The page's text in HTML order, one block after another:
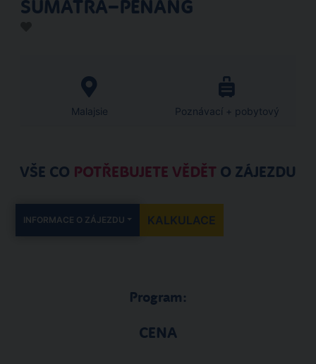
SUMATRA–PENANG
Malajsie Poznávací + pobytový
VŠE CO POTŘEBUJETE VĚDĚT O ZÁJEZDU
INFORMACE O ZÁJEZDU KALKULACE
Program:
CENA